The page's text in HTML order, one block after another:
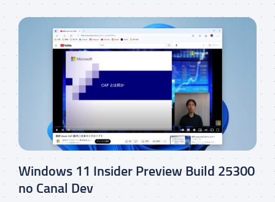
Windows 11 Insider Preview Build 25300
no Canal Dev